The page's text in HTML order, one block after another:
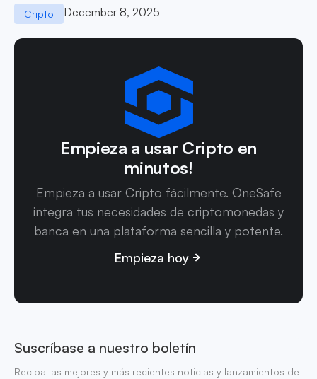
Cripto December 8, 2025
Empieza a usar Cripto en
minutos!
Empieza a usar Cripto fácilmente. OneSafe
integra tus necesidades de criptomonedas y
banca en una plataforma sencilla y potente.
Empieza hoy
Suscríbase a nuestro boletín
Reciba las mejores y más recientes noticias y lanzamientos de